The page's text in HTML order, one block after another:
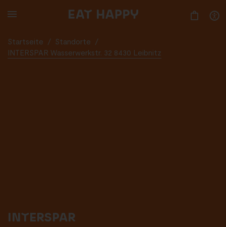
TO
Startseite / Standorte
/
INTERSPAR Wasserwerkstr. 32 8430 Leibnitz
INTERSPAR